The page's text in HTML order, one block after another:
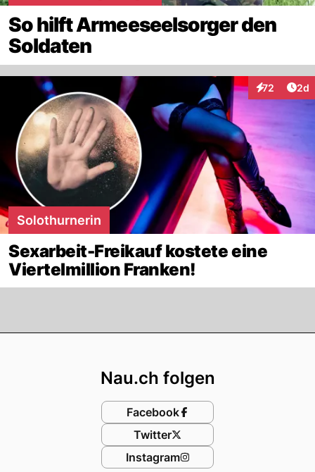
So hilft Armeeseelsorger den
Soldaten
72
Interaktionen
2d
Solothurnerin
Sexarbeit-Freikauf kostete eine
Viertelmillion Franken!
Nau.ch folgen
Facebook
Twitter
Instagram